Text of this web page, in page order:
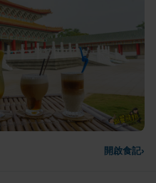
開啟食記›